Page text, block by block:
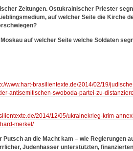
Zeitungen. Ostukrainischer Priester
auf welcher Seite die Kirche
auf welcher Seite welche Soldaten
www.hart-brasilientexte.de/2014/02/19/
antisemitischen-swoboda-partei-zu-
2014/12/05/ukrainekrieg-krim-
merkel/
an die Macht kam – wie Regierungen
Judenhasser unterstützten,